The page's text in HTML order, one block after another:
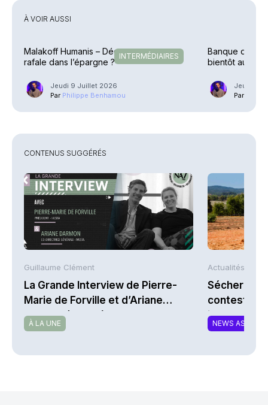
À VOIR AUSSI
INTERMÉDIAIRES
Malakoff Humanis – Déconvenues en
rafale dans l’épargne ?
Jeudi 9 Juillet 2026
Par Philippe Benhamou
Banque de
bientôt aux
Jeudi 21
Par
CONTENUS SUGGÉRÉS
Guillaume Clément
La Grande Interview de Pierre-
Marie de Forville et d’Ariane
Darmon (Ivesta)
À LA UNE
Actualités AFP
contestent
NEWS